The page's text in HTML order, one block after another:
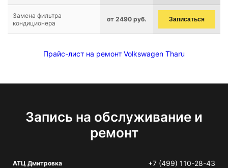
Замена фильтра
кондиционера
от 2490 руб. Записаться
Прайс-лист на ремонт Volkswagen Tharu
Запись на обслуживание и
ремонт
АТЦ Дмитровка +7 (499) 110-28-43